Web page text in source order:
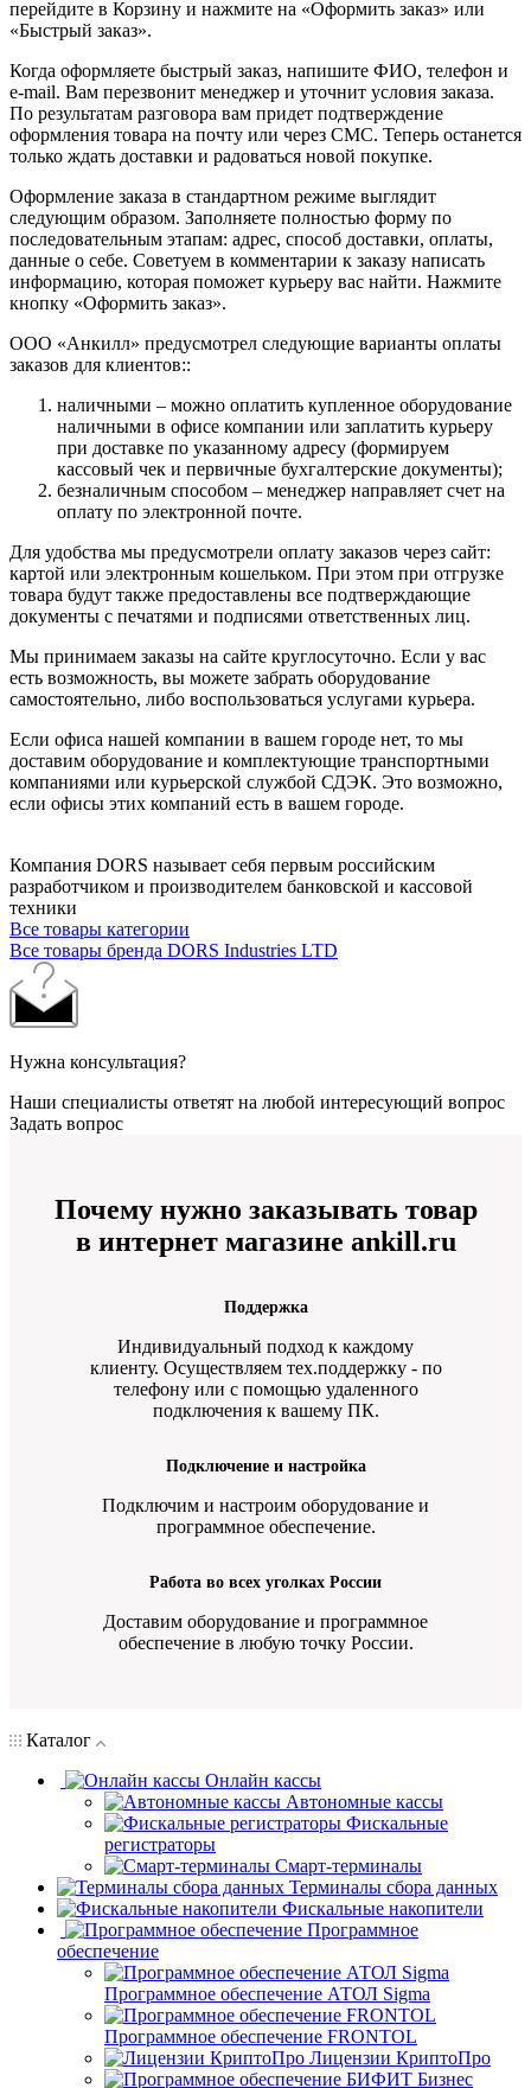
перейдите в Корзину и нажмите на «Оформить заказ» или
«Быстрый заказ».
Когда оформляете быстрый заказ, напишите ФИО, телефон и
e-mail. Вам перезвонит менеджер и уточнит условия заказа.
По результатам разговора вам придет подтверждение
оформления товара на почту или через СМС. Теперь останется
только ждать доставки и радоваться новой покупке.
Оформление заказа в стандартном режиме выглядит
следующим образом. Заполняете полностью форму по
последовательным этапам: адрес, способ доставки, оплаты,
данные о себе. Советуем в комментарии к заказу написать
информацию, которая поможет курьеру вас найти. Нажмите
кнопку «Оформить заказ».
ООО «Анкилл» предусмотрел следующие варианты оплаты
заказов для клиентов::
наличными – можно оплатить купленное оборудование
наличными в офисе компании или заплатить курьеру
при доставке по указанному адресу (формируем
кассовый чек и первичные бухгалтерские документы);
безналичным способом – менеджер направляет счет на
оплату по электронной почте.
Для удобства мы предусмотрели оплату заказов через сайт:
картой или электронным кошельком. При этом при отгрузке
товара будут также предоставлены все подтверждающие
документы с печатями и подписями ответственных лиц.
Мы принимаем заказы на сайте круглосуточно. Если у вас
есть возможность, вы можете забрать оборудование
самостоятельно, либо воспользоваться услугами курьера.
Если офиса нашей компании в вашем городе нет, то мы
доставим оборудование и комплектующие транспортными
компаниями или курьерской службой СДЭК. Это возможно,
если офисы этих компаний есть в вашем городе.
Компания DORS называет себя первым российским
разработчиком и производителем банковской и кассовой
техники
Все товары категории
Все товары бренда DORS Industries LTD
Нужна консультация?
Наши специалисты ответят на любой интересующий вопрос
Задать вопрос
Почему нужно заказывать товар
в интернет магазине ankill.ru
Поддержка
Индивидуальный подход к каждому
клиенту. Осуществляем тех.поддержку - по
телефону или с помощью удаленного
подключения к вашему ПК.
Подключение и настройка
Подключим и настроим оборудование и
программное обеспечение.
Работа во всех уголках России
Доставим оборудование и программное
обеспечение в любую точку России.
Каталог
Онлайн кассы
Автономные кассы
Фискальные
регистраторы
Смарт-терминалы
Терминалы сбора данных
Фискальные накопители
Программное
обеспечение
Программное обеспечение АТОЛ Sigma
Программное обеспечение FRONTOL
Лицензии КриптоПро